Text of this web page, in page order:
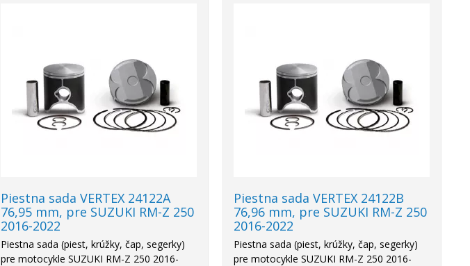
Piestna sada VERTEX 24122A
76,95 mm, pre SUZUKI RM-Z 250
2016-2022
Piestna sada (piest, krúžky, čap, segerky)
pre motocykle SUZUKI RM-Z 250 2016-
Piestna sada VERTEX 24122B
76,96 mm, pre SUZUKI RM-Z 250
2016-2022
Piestna sada (piest, krúžky, čap, segerky)
pre motocykle SUZUKI RM-Z 250 2016-